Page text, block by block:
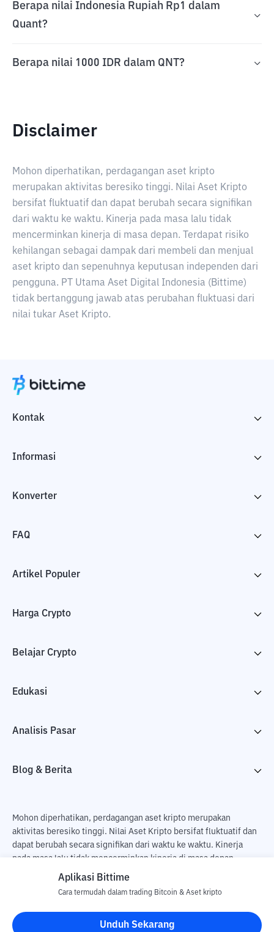
Berapa nilai Indonesia Rupiah Rp1 dalam
Quant?
Berapa nilai 1000 IDR dalam QNT?
Disclaimer
Mohon diperhatikan, perdagangan aset kripto
merupakan aktivitas beresiko tinggi. Nilai Aset Kripto
bersifat fluktuatif dan dapat berubah secara signifikan
dari waktu ke waktu. Kinerja pada masa lalu tidak
mencerminkan kinerja di masa depan. Terdapat risiko
kehilangan sebagai dampak dari membeli dan menjual
aset kripto dan sepenuhnya keputusan independen dari
pengguna. PT Utama Aset Digital Indonesia (Bittime)
tidak bertanggung jawab atas perubahan fluktuasi dari
nilai tukar Aset Kripto.
Kontak
Informasi
Konverter
FAQ
Artikel Populer
Harga Crypto
Belajar Crypto
Edukasi
Analisis Pasar
Blog & Berita
Mohon diperhatikan, perdagangan aset kripto merupakan
aktivitas beresiko tinggi. Nilai Aset Kripto bersifat fluktuatif dan
dapat berubah secara signifikan dari waktu ke waktu. Kinerja
pada masa lalu tidak mencerminkan kinerja di masa depan.
Terdapat risiko kehilangan sebagai dampak dari membeli dan
pengguna. PT Utama Aset Digital Indonesia (Bittime) tidak
bertanggung jawab atas perubahan fluktuasi dari nilai tukar Aset
Kripto.
Aplikasi Bittime
Cara termudah dalam trading Bitcoin & Aset kripto
Unduh Sekarang